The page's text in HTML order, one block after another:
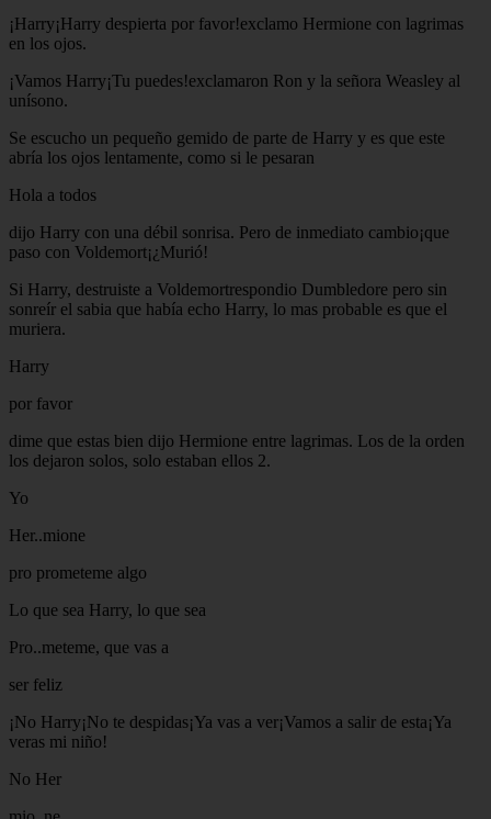
¡Harry¡Harry despierta por favor!exclamo Hermione con lagrimas
en los ojos.
¡Vamos Harry¡Tu puedes!exclamaron Ron y la señora Weasley al
unísono.
Se escucho un pequeño gemido de parte de Harry y es que este
abría los ojos lentamente, como si le pesaran
Hola a todos
dijo Harry con una débil sonrisa. Pero de inmediato cambio¡que
paso con Voldemort¡¿Murió!
Si Harry, destruiste a Voldemortrespondio Dumbledore pero sin
sonreír el sabia que había echo Harry, lo mas probable es que el
muriera.
Harry
por favor
dime que estas bien dijo Hermione entre lagrimas. Los de la orden
los dejaron solos, solo estaban ellos 2.
Yo
Her..mione
pro prometeme algo
Lo que sea Harry, lo que sea
Pro..meteme, que vas a
ser feliz
¡No Harry¡No te despidas¡Ya vas a ver¡Vamos a salir de esta¡Ya
veras mi niño!
No Her